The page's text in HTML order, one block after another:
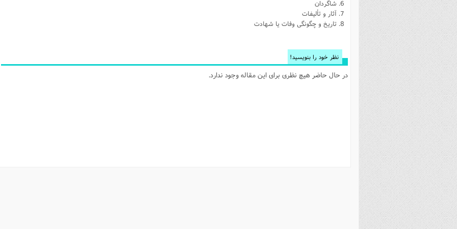
شاگردان
آثار و تألیفات
تاریخ و چگونگی وفات یا شهادت
نظر خود را بنویسید!
در حال حاضر هیچ نظری برای این مقاله وجود ندارد.